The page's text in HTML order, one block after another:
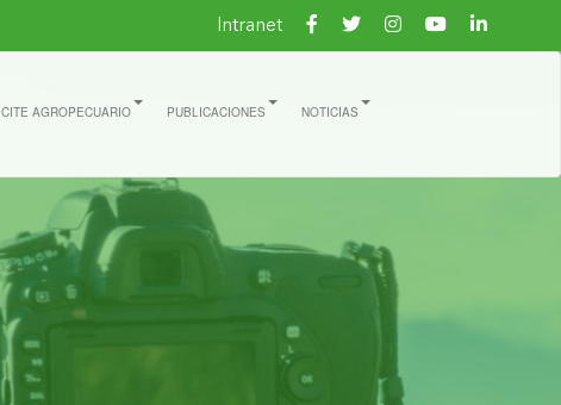
Intranet
CITE AGROPECUARIO PUBLICACIONES NOTICIAS